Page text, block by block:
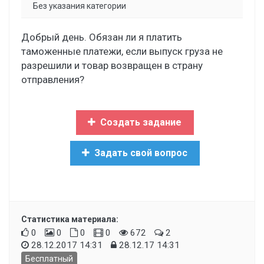
Без указания категории
Добрый день. Обязан ли я платить
таможенные платежи, если выпуск груза не
разрешили и товар возвращен в страну
отправления?
Создать задание
Задать свой вопрос
Статистика материала:
0 0 0 0 672
2
28.12.2017 14:31
28.12.17 14:31
Бесплатный